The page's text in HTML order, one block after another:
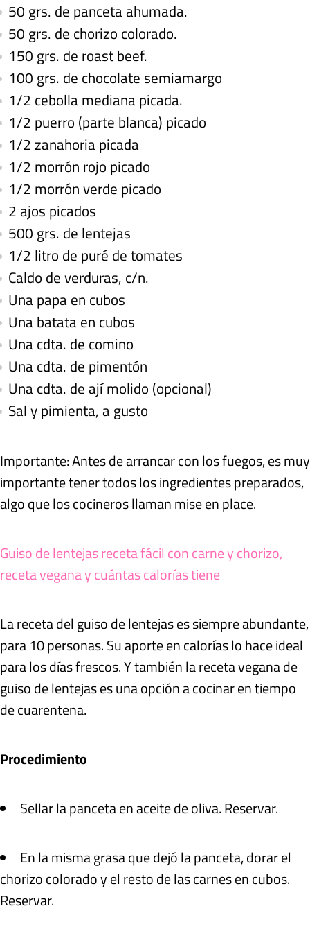
50 grs. de panceta ahumada.
50 grs. de chorizo colorado.
150 grs. de roast beef.
100 grs. de chocolate semiamargo
1/2 cebolla mediana picada.
1/2 puerro (parte blanca) picado
1/2 zanahoria picada
1/2 morrón rojo picado
1/2 morrón verde picado
2 ajos picados
500 grs. de lentejas
1/2 litro de puré de tomates
Caldo de verduras, c/n.
Una papa en cubos
Una batata en cubos
Una cdta. de comino
Una cdta. de pimentón
Una cdta. de ají molido (opcional)
Sal y pimienta, a gusto
Importante: Antes de arrancar con los fuegos, es muy
importante tener todos los ingredientes preparados,
algo que los cocineros llaman mise en place.
Guiso de lentejas receta fácil con carne y chorizo,
receta vegana y cuántas calorías tiene
La receta del guiso de lentejas es siempre abundante,
para 10 personas. Su aporte en calorías lo hace ideal
para los días frescos. Y también la receta vegana de
guiso de lentejas es una opción a cocinar en tiempo
de cuarentena.
Procedimiento
Sellar la panceta en aceite de oliva. Reservar.
En la misma grasa que dejó la panceta, dorar el
chorizo colorado y el resto de las carnes en cubos.
Reservar.